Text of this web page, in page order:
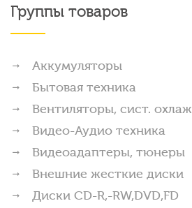
Группы товаров
Аккумуляторы
Бытовая техника
Вентиляторы, сист.
Видео-Аудио техника
Видеоадаптеры, тюнеры
Внешние жесткие диски
Диски CD-R,-RW,DVD,FD